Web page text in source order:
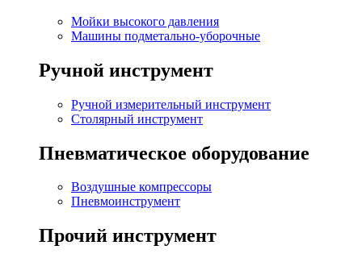
Мойки высокого давления
Машины подметально-уборочные
Ручной инструмент
Ручной измерительный инструмент
Столярный инструмент
Пневматическое оборудование
Воздушные компрессоры
Пневмоинструмент
Прочий инструмент